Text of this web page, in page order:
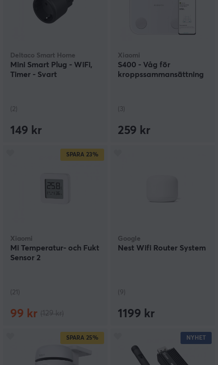
Deltaco Smart Home
Mini Smart Plug - WiFi,
Timer - Svart
(2)
149 kr
Xiaomi
S400 - Våg för
kroppssammansättning
(3)
259 kr
SPARA 23%
Xiaomi
Mi Temperatur- och Fukt
Sensor 2
(21)
99 kr
Google
Nest Wifi Router System
(9)
1199 kr
SPARA 25% NYHET